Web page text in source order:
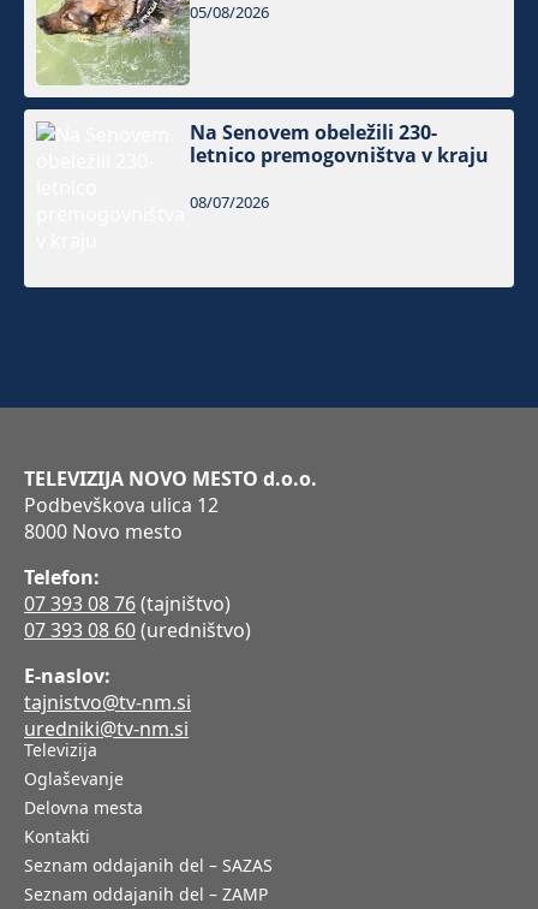
05/08/2026
Na Senovem obeležili 230-
letnico premogovništva v kraju
08/07/2026
TELEVIZIJA NOVO MESTO d.o.o.
Podbevškova ulica 12
8000 Novo mesto
Telefon:
07 393 08 76(tajništvo)
07 393 08 60(uredništvo)
E-naslov:
tajnistvo@tv-nm.si
uredniki@tv-nm.si
Televizija
Oglaševanje
Delovna mesta
Kontakti
Seznam oddajanih del – SAZAS
Seznam oddajanih del – ZAMP